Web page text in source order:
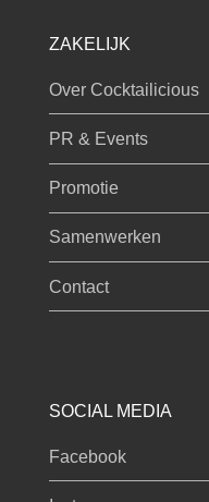
ZAKELIJK
Over Cocktailicious
PR & Events
Promotie
Samenwerken
Contact
SOCIAL MEDIA
Facebook